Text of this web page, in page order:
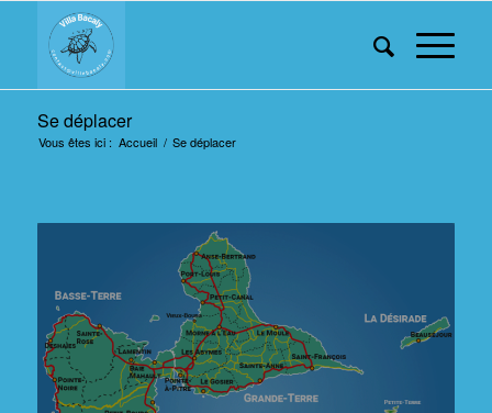
Se déplacer
Vous êtes ici : Accueil / Se déplacer